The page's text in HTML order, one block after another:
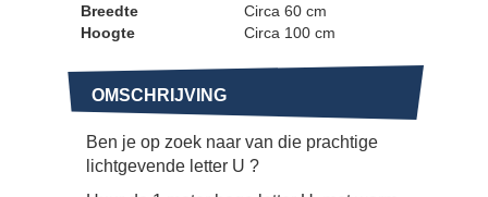
Breedte
Circa 60 cm
Hoogte
Circa 100 cm
OMSCHRIJVING
Ben je op zoek naar van die prachtige
lichtgevende letter U ?